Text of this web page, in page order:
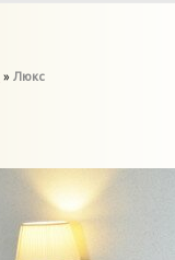
» Люкс